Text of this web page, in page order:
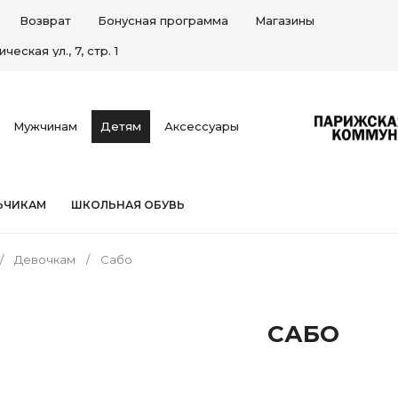
Возврат Бонусная программа Магазины
ул., 7, стр. 1
Мужчинам Детям Аксессуары
ШКОЛЬНАЯ ОБУВЬ
Девочкам Сабо
САБО